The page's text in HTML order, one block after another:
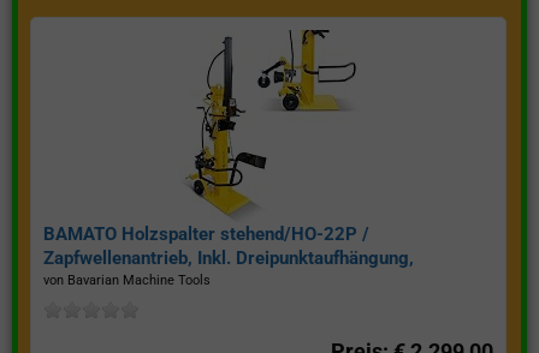
BAMATO Holzspalter stehend/HO-22P /
Zapfwellenantrieb, Inkl. Dreipunktaufhängung,
Spaltkraft 22 Tonnen*
von Bavarian Machine Tools